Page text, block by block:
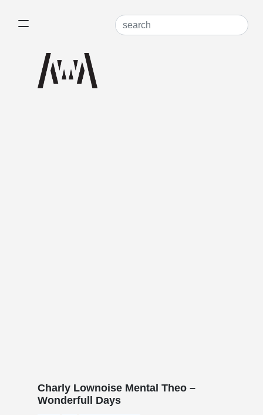
Charly Lownoise Mental Theo –
Wonderfull Days